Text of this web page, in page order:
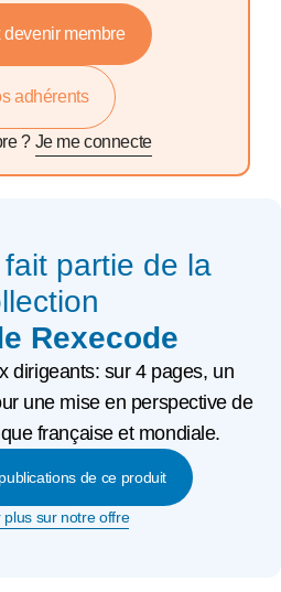
devenir membre
adhérents
? Je me connecte
partie de la
Rexecode
dirigeants: sur 4 pages, un
une mise en perspective de
française et mondiale.
de ce produit
plus sur notre offre